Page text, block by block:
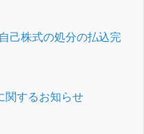
異動に関す
期決算短信
己株式の処分の払込完
関するお知らせ